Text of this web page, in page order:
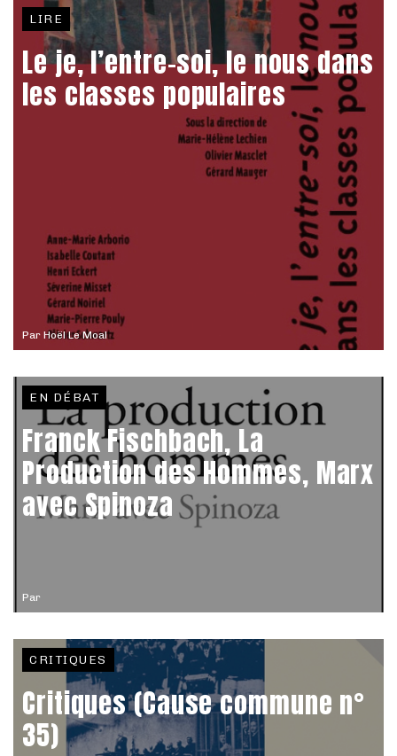
Par Hoël Le Moal
LIRE
Le je, l’entre-soi, le nous dans
les classes populaires
Par
EN DÉBAT
Franck Fischbach, La
Production des Hommes, Marx
avec Spinoza
CRITIQUES
Critiques (Cause commune n°
35)